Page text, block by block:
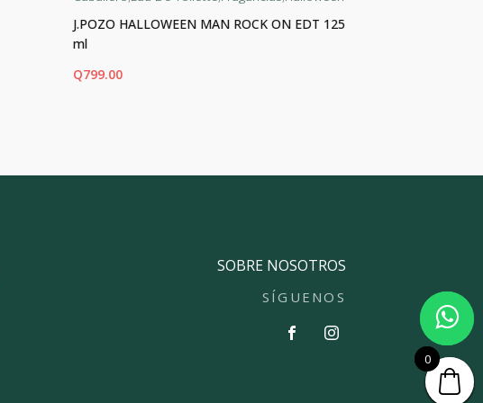
J.POZO HALLOWEEN MAN ROCK ON EDT 125
ml
Q799.00
SOBRE NOSOTROS
SÍGUENOS
0
0